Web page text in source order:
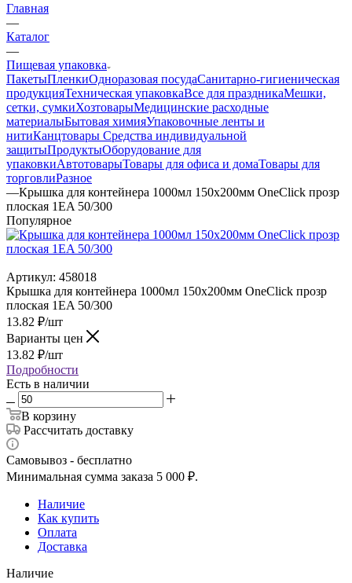
Главная
—
Каталог
—
Пищевая упаковка
ПакетыПленкиОдноразовая посудаСанитарно-гигиеническая
продукцияТехническая упаковкаВсе для праздникаМешки,
сетки, сумкиХозтоварыМедицинские расходные
материалыБытовая химияУпаковочные ленты и
нитиКанцтовары Средства индивидуальной
защитыПродуктыОборудование для
упаковкиАвтотоварыТовары для офиса и домаТовары для
торговлиРазное
—Крышка для контейнера 1000мл 150х200мм OneClick прозр
плоская 1EA 50/300
Популярное
Артикул: 458018
Крышка для контейнера 1000мл 150х200мм OneClick прозр
плоская 1EA 50/300
13.82 ₽/шт
Варианты цен
13.82 ₽/шт
Подробности
Есть в наличии
В корзину
Рассчитать доставку
Самовывоз - бесплатно
Минимальная сумма заказа 5 000 ₽.
Наличие
Как купить
Оплата
Доставка
Наличие